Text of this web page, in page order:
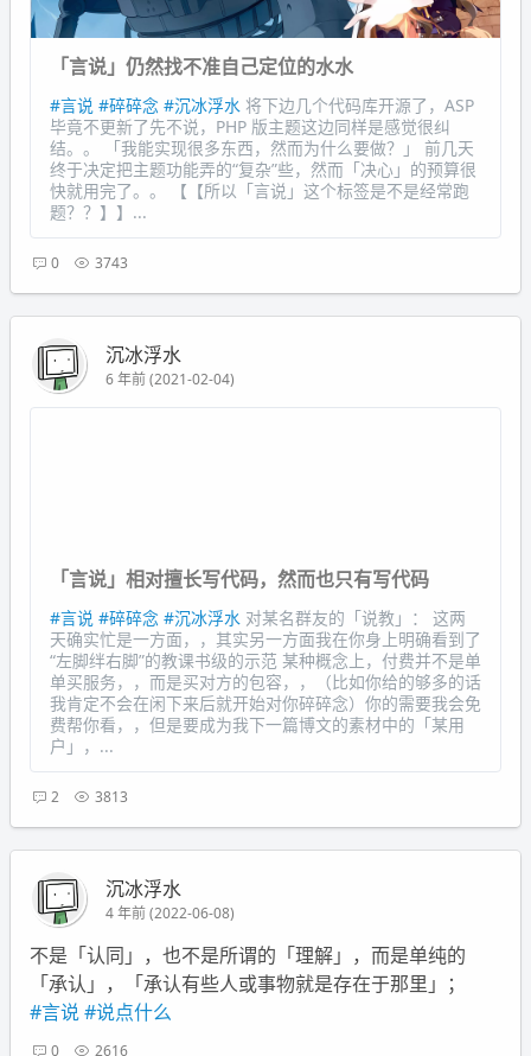
「言说」仍然找不准自己定位的水水
#言说 #碎碎念 #沉冰浮水 将下边几个代码库开源了，ASP
毕竟不更新了先不说，PHP 版主题这边同样是感觉很纠
结。。 「我能实现很多东西，然而为什么要做？」 前几天
终于决定把主题功能弄的“复杂”些，然而「决心」的预算很
快就用完了。。 【【所以「言说」这个标签是不是经常跑
题？？】】...
0 3743
沉冰浮水
6 年前 (2021-02-04)
「言说」相对擅长写代码，然而也只有写代码
#言说 #碎碎念 #沉冰浮水 对某名群友的「说教」： 这两
天确实忙是一方面，，其实另一方面我在你身上明确看到了
“左脚绊右脚”的教课书级的示范 某种概念上，付费并不是单
单买服务，，而是买对方的包容，，（比如你给的够多的话
我肯定不会在闲下来后就开始对你碎碎念）你的需要我会免
费帮你看，，但是要成为我下一篇博文的素材中的「某用
户」，...
2 3813
沉冰浮水
4 年前 (2022-06-08)
不是「认同」，也不是所谓的「理解」，而是单纯的
「承认」，「承认有些人或事物就是存在于那里」；
#言说#说点什么
0 2616